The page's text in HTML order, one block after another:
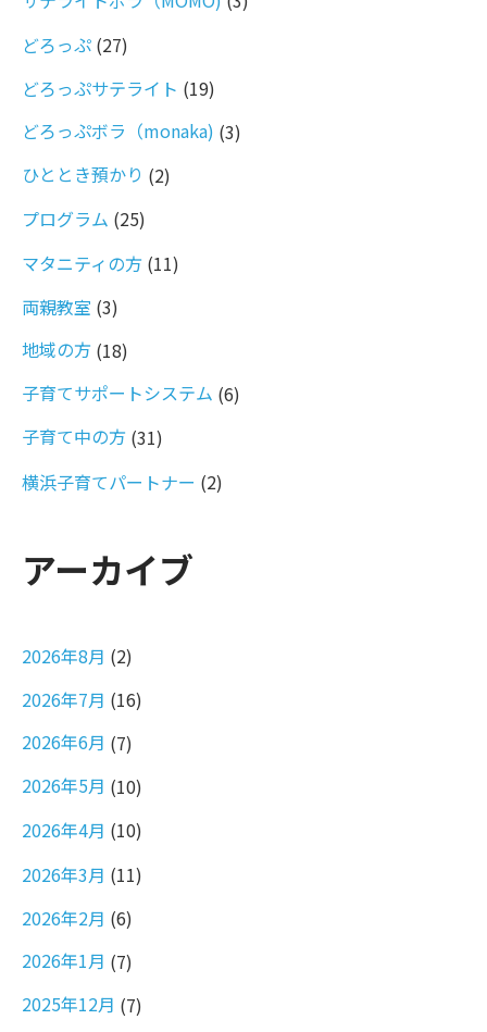
どろっぷ (27)
どろっぷサテライト (19)
どろっぷボラ（monaka) (3)
ひととき預かり (2)
プログラム (25)
マタニティの方 (11)
両親教室 (3)
地域の方 (18)
子育てサポートシステム (6)
子育て中の方 (31)
横浜子育てパートナー (2)
アーカイブ
2026年8月 (2)
2026年7月 (16)
2026年6月 (7)
2026年5月 (10)
2026年4月 (10)
2026年3月 (11)
2026年2月 (6)
2026年1月 (7)
2025年12月 (7)